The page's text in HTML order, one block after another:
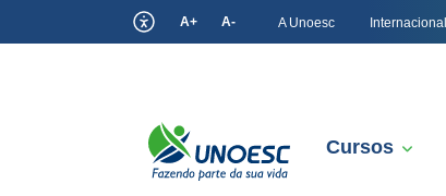
A+ A- A Unoesc
Cursos